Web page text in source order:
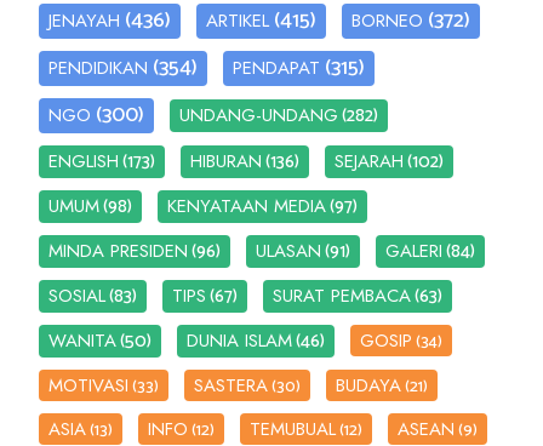
JENAYAH (436) ARTIKEL (415) BORNEO (372)
PENDIDIKAN (354) PENDAPAT (315)
NGO (300) UNDANG-UNDANG(282)
ENGLISH(173) HIBURAN(136) SEJARAH(102)
UMUM(98) KENYATAAN MEDIA(97)
MINDA PRESIDEN(96) ULASAN(91) GALERI(84)
SOSIAL(83) TIPS(67) SURAT PEMBACA(63)
WANITA(50) DUNIA ISLAM(46) GOSIP(34)
MOTIVASI(33) SASTERA(30) BUDAYA(21)
ASIA(13) INFO(12) TEMUBUAL(12) ASEAN(9)